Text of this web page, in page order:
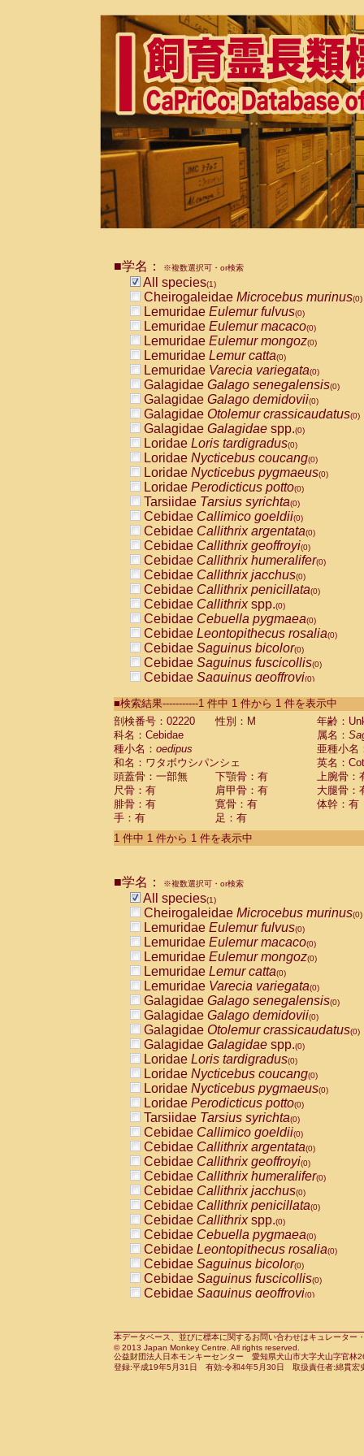
■学名： ※複数選択可・or検索
All species(1)
Cheirogaleidae Microcebus murinus(0)
Lemuridae Eulemur fulvus(0)
Lemuridae Eulemur macaco(0)
Lemuridae Eulemur mongoz(0)
Lemuridae Lemur catta(0)
Lemuridae Varecia variegata(0)
Galagidae Galago senegalensis(0)
Galagidae Galago demidovii(0)
Galagidae Otolemur crassicaudatus(0)
Galagidae Galagidae spp.(0)
Loridae Loris tardigradus(0)
Loridae Nycticebus coucang(0)
Loridae Nycticebus pygmaeus(0)
Loridae Perodicticus potto(0)
Tarsiidae Tarsius syrichta(0)
Cebidae Callimico goeldii(0)
Cebidae Callithrix argentata(0)
Cebidae Callithrix geoffroyi(0)
Cebidae Callithrix humeralifer(0)
Cebidae Callithrix jacchus(0)
Cebidae Callithrix penicillata(0)
Cebidae Callithrixspp.(0)
Cebidae Cebuella pygmaea(0)
Cebidae Leontopithecus rosalia(0)
Cebidae Saguinus bicolor(0)
Cebidae Saguinus fuscicollis(0)
Cebidae Saguinus geoffroyi(0)
CebidaeSaguinus labiatus(0)
Cebidae Saguinus leucopus (0)
Cebidae
Cebidae
CebidaeSaguinus nigricollis (0)
Cebidae Saguinus oedipus
Cebidae Saguinus weddelli
Cebidae Saguinusspp.
Cebidae Aotus trivirgatus
Cebidae Cebus albifrons
CebidaeCebus nigrivittatus
CebidaeCebus
CebidaeSaimiri boliviensis(0)
CebidaeSaimiri sciureus(0)
AtelidaeAlouatta caraya(0)
AtelidaeAlouatta fusca(0)
AtelidaeAlouatta seniculus
AtelidaeAlouattaspp.(0)
AtelidaeAteles belzebuth(0)
AtelidaeAteles geoffroyi(0)
AtelidaeAteles paniscus(0)
AtelidaeAtelesspp.(0)
Atelidae Lagothrix lagothricha
AtelidaeLagothrix lagothricha cana
PitheciidaeCacajao calvus
PitheciidaeCallicebus cupreus
PitheciidaeCallicebus donacophilus
PitheciidaeCallicebus moloch
PitheciidaeCallicebus torquatus
PitheciidaeCallicebusspp.(0)
PitheciidaeChiropotes satanas(0)
PitheciidaePithecia monachus
PitheciidaePithecia pithecia(0)
CercopithecidaeCercocebus agilis
CercopithecidaeCercocebus
CercopithecidaeCercocebus
CercopithecidaeCercocebus
CercopithecidaeCercocebus
CercopithecidaeCercocebushybrid
CercopithecidaePapio anubis(0)
CercopithecidaePapio cynocephalus
CercopithecidaePapio hamadryas(0)
■検索結果-----------1 件中 1 件から 1 件を表示中
剖検番号：02220
性別：M
年齢：
科名：Cebidae
属名：
種小名： oedipus
亜種小名
和名：ワタボウシパンシェ
英名：
頭蓋骨：一部無
下顎骨：有
上腕骨：
尺骨：有
肩甲骨：有
大腿骨：
腓骨：有
寛骨：有
体幹：有
手：有
足：有
1 件中 1 件から 1 件を表示中
■学名： ※複数選択可・or検索
All species(1)
Cheirogaleidae Microcebus murinus(0)
Lemuridae Eulemur fulvus(0)
Lemuridae Eulemur macaco(0)
Lemuridae Eulemur mongoz(0)
Lemuridae Lemur catta(0)
Lemuridae Varecia variegata(0)
Galagidae Galago senegalensis(0)
Galagidae Galago demidovii(0)
Galagidae Otolemur crassicaudatus(0)
Galagidae Galagidae spp.(0)
Loridae Loris tardigradus(0)
Loridae Nycticebus coucang(0)
Loridae Nycticebus pygmaeus(0)
Loridae Perodicticus potto(0)
Tarsiidae Tarsius syrichta(0)
Cebidae Callimico goeldii(0)
Cebidae Callithrix argentata(0)
Cebidae Callithrix geoffroyi(0)
Cebidae Callithrix humeralifer(0)
Cebidae Callithrix jacchus(0)
Cebidae Callithrix penicillata(0)
Cebidae Callithrixspp.(0)
Cebidae Cebuella pygmaea(0)
Cebidae Leontopithecus rosalia(0)
Cebidae Saguinus bicolor(0)
Cebidae Saguinus fuscicollis(0)
Cebidae Saguinus geoffroyi(0)
CebidaeSaguinus leucopus(0)
CebidaeSaguinus midas(0)
Cebidae Saguinus mystax(0)
本データベース、並びに標本に関するお問い合わせはキュレータ
© 2013 Japan Monkey Centre. All rights reserved.
公益財団法人日本モンキーセンター 愛知県犬山市大字犬山字官
登録:平成19年5月31日 有効:令和4年5月30日 取扱責任者:綿貫宏